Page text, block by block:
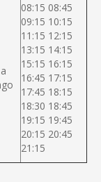
08:15 08:45
09:15 10:15
11:15 12:15
13:15 14:15
15:15 16:15
16:45 17:15
17:45 18:15
18:30 18:45
19:15 19:45
20:15 20:45
21:15